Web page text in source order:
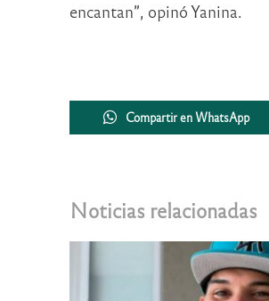
encantan”, opinó Yanina.
Compartir en WhatsApp
Noticias relacionadas